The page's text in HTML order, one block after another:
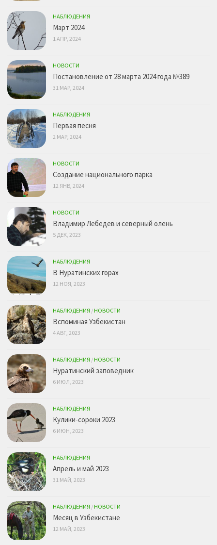
НАБЛЮДЕНИЯ
Март 2024
1 АПР, 2024
НОВОСТИ
Постановление от 28 марта 2024 года №389
31 МАР, 2024
НАБЛЮДЕНИЯ
Первая песня
2 МАР, 2024
НОВОСТИ
Создание национального парка
12 ЯНВ, 2024
НОВОСТИ
Владимир Лебедев и северный олень
5 ДЕК, 2023
НАБЛЮДЕНИЯ
В Нуратинских горах
12 НОЯ, 2023
НАБЛЮДЕНИЯ /НОВОСТИ
Вспоминая Узбекистан
4 АВГ, 2023
НАБЛЮДЕНИЯ /НОВОСТИ
Нуратинский заповедник
6 ИЮЛ, 2023
НАБЛЮДЕНИЯ
Кулики-сороки 2023
6 ИЮН, 2023
НАБЛЮДЕНИЯ
Апрель и май 2023
31 МАЙ, 2023
НАБЛЮДЕНИЯ /НОВОСТИ
Месяц в Узбекистане
12 МАЙ, 2023